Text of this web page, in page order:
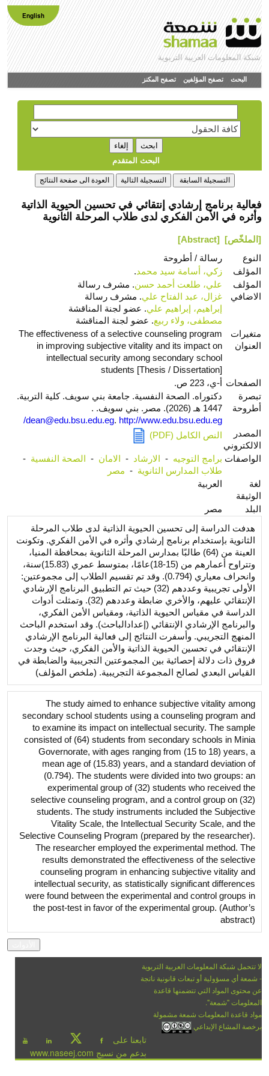
English
شبكة المعلومات العربية التربوية
البحث تصفح المؤلفين تصفح المكنز
البحث المتقدم
فعالية برنامج إرشادي إنتقائي في تحسين الحيوية الذاتية
وأثره في الأمن الفكري لدى طلاب المرحلة الثانوية
[الملخّص] [Abstract]
النوع
رسالة / أطروحة
المؤلف
زكي، أسامة سيد محمد.
المؤلف
الاضافي
علي، طلعت أحمد حسن. مشرف رسالة
غزال، عبد الفتاح علي. مشرف رسالة
إبراهيم، إبراهيم علي. عضو لجنة المناقشة
مصطفى، ولاء ربيع. عضو لجنة المناقشة
متغيرات
العنوان
The effectiveness of a selective counseling program
in improving subjective vitality and its impact on
intellectual security among secondary school
students [Thesis / Dissertation]
الصفحات أ-ي، 223 ص.
تبصرة
أطروحة
دكتوراه. الصحة النفسية. جامعة بني سويف. كلية التربية.
1447 هـ (2026). مصر. بني سويف. .
dean@edu.bsu.edu.eg. http://www.edu.bsu.edu.eg/
المصدر
الالكتروني
النص الكامل (PDF)
الواصفات برامج التوجيه - الارشاد - الامان - الصحة النفسية -
طلاب المدارس الثانوية - مصر
لغة
الوثيقة
العربية
البلد
مصر
هدفت الدراسة إلى تحسين الحيوية الذاتية لدى طلاب المرحلة
الثانوية بإستخدام برنامج إرشادي وأثره في الأمن الفكري. وتكونت
العينة من (64) طالبًا بمدارس المرحلة الثانوية بمحافظة المنيا،
وتتراوح أعمارهم من (15-18)عامًا، بمتوسط عمري (15.83)سنة،
وانحراف معياري (0.794). وقد تم تقسيم الطلاب إلى مجموعتين:
الأولى تجريبية وعددهم (32) حيث تم التطبيق البرنامج الإرشادي
الإنتقائي عليهم، والأخري ضابطة وعددهم (32). وتمثلت أدوات
الدراسة في مقياس الحيوية الذاتية، ومقياس الأمن الفكري،
والبرنامج الإرشادي الإنتقائي (إعدادالباحث). وقد استخدم الباحث
المنهج التجريبي. وأسفرت النتائج إلى فعالية البرنامج الإرشادي
الإنتقائي في تحسين الحيوية الذاتية والأمن الفكري، حيث وجدت
فروق ذات دلالة إحصائية بين المجموعتين التجريبية والضابطة في
القياس البعدي لصالح المجموعة التجريبية. (ملخص المؤلف)
The study aimed to enhance subjective vitality among
secondary school students using a counseling program and
to examine its impact on intellectual security. The sample
consisted of (64) students from secondary schools in Minia
Governorate, with ages ranging from (15 to 18) years, a
mean age of (15.83) years, and a standard deviation of
(0.794). The students were divided into two groups: an
experimental group of (32) students who received the
selective counseling program, and a control group on (32)
students. The study instruments included the Subjective
Vitality Scale, the Intellectual Security Scale, and the
Selective Counseling Program (prepared by the researcher).
The researcher employed the experimental method. The
results demonstrated the effectiveness of the selective
counseling program in enhancing subjective vitality and
intellectual security, as statistically significant differences
were found between the experimental and control groups in
the post-test in favor of the experimental group. (Author’s
abstract)
لا تتحمل شبكة المعلومات العربية التربوية
- شمعة أي مسؤولية أو تبعات قانونية ناتجة
عن محتوى المواد التي تتضمنها قاعدة
المعلومات "شمعة".
مواد قاعدة المعلومات شمعة مشمولة
برخصة المشاع الإبداعي
تابعنا على
بدعم من نسيج www.naseej.com